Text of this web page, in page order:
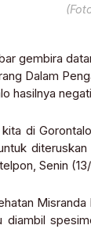
gembira
Dalam
hasilnya
di
Senin